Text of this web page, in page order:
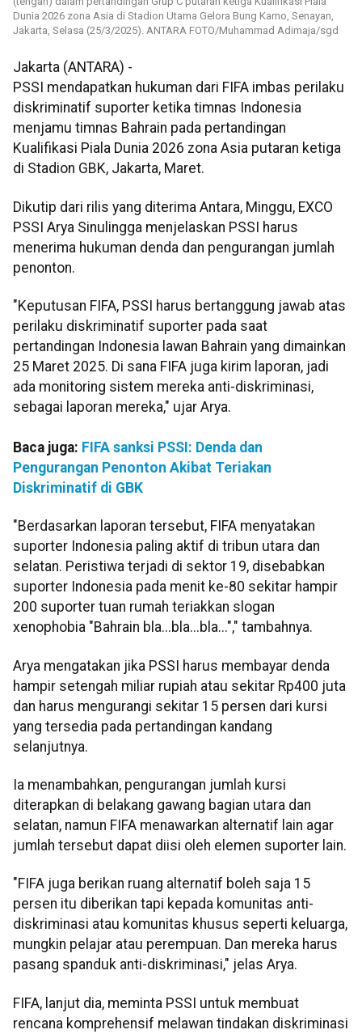
Dunia 2026 zona Asia di Stadion Utama Gelora Bung Karno, Senayan,
Jakarta, Selasa (25/3/2025). ANTARA FOTO/Muhammad Adimaja/sgd
Jakarta (ANTARA) -
PSSI mendapatkan hukuman dari FIFA imbas perilaku
diskriminatif suporter ketika timnas Indonesia
menjamu timnas Bahrain pada pertandingan
Kualifikasi Piala Dunia 2026 zona Asia putaran ketiga
di Stadion GBK, Jakarta, Maret.
Dikutip dari rilis yang diterima Antara, Minggu, EXCO
PSSI Arya Sinulingga menjelaskan PSSI harus
menerima hukuman denda dan pengurangan jumlah
penonton.
"Keputusan FIFA, PSSI harus bertanggung jawab atas
perilaku diskriminatif suporter pada saat
pertandingan Indonesia lawan Bahrain yang dimainkan
25 Maret 2025. Di sana FIFA juga kirim laporan, jadi
ada monitoring sistem mereka anti-diskriminasi,
sebagai laporan mereka," ujar Arya.
Baca juga: FIFA sanksi PSSI: Denda dan
Pengurangan Penonton Akibat Teriakan
Diskriminatif di GBK
"Berdasarkan laporan tersebut, FIFA menyatakan
suporter Indonesia paling aktif di tribun utara dan
selatan. Peristiwa terjadi di sektor 19, disebabkan
suporter Indonesia pada menit ke-80 sekitar hampir
200 suporter tuan rumah teriakkan slogan
xenophobia "Bahrain bla...bla...bla..."," tambahnya.
Arya mengatakan jika PSSI harus membayar denda
hampir setengah miliar rupiah atau sekitar Rp400 juta
dan harus mengurangi sekitar 15 persen dari kursi
yang tersedia pada pertandingan kandang
selanjutnya.
Ia menambahkan, pengurangan jumlah kursi
diterapkan di belakang gawang bagian utara dan
selatan, namun FIFA menawarkan alternatif lain agar
jumlah tersebut dapat diisi oleh elemen suporter lain.
"FIFA juga berikan ruang alternatif boleh saja 15
persen itu diberikan tapi kepada komunitas anti-
diskriminasi atau komunitas khusus seperti keluarga,
mungkin pelajar atau perempuan. Dan mereka harus
pasang spanduk anti-diskriminasi," jelas Arya.
FIFA, lanjut dia, meminta PSSI untuk membuat
rencana komprehensif melawan tindakan diskriminasi